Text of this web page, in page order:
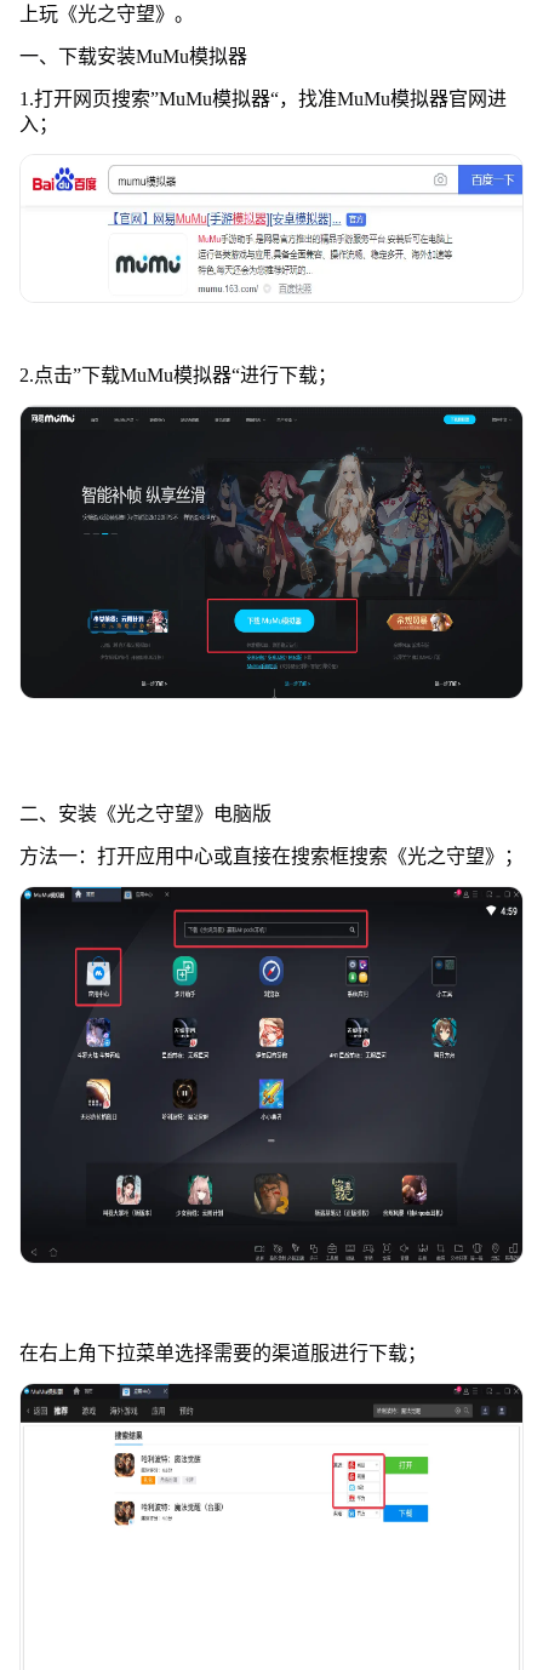
上玩《光之守望》。
一、下载安装MuMu模拟器
1.打开网页搜索”MuMu模拟器“，找准MuMu模拟器官网进
入；
2.点击”下载MuMu模拟器“进行下载；
二、安装《光之守望》电脑版
方法一：打开应用中心或直接在搜索框搜索《光之守望》；
在右上角下拉菜单选择需要的渠道服进行下载；